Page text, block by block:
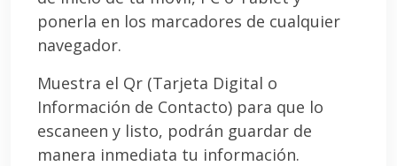
ponerla en los marcadores de cualquier
navegador.
Muestra el Qr (Tarjeta Digital o
Información de Contacto) para que lo
escaneen y listo, podrán guardar de
manera inmediata tu información.